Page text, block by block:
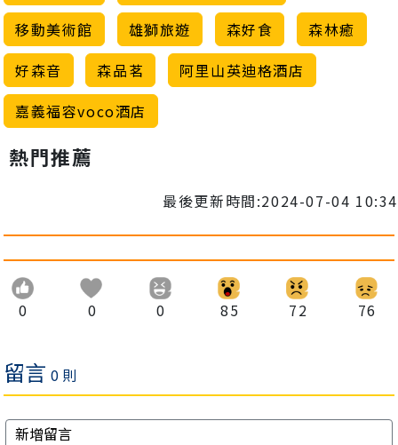
移動美術館
雄獅旅遊 森好食
森林癒
好森音
森品茗
阿里山英迪格酒店
嘉義福容voco酒店
熱門推薦
最後更新時間:2024-07-04 10:34
0 0 0 85 72 76